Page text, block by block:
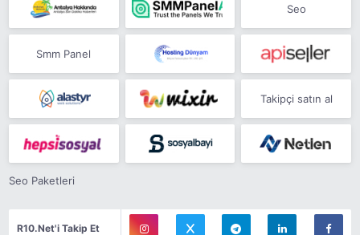
Seo
Smm Panel
Takipçi satın al
Seo Paketleri
R10.Net'i Takip Et